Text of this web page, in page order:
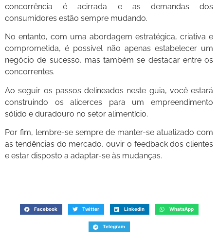
concorrência é acirrada e as demandas dos
consumidores estão sempre mudando.
No entanto, com uma abordagem estratégica, criativa e
comprometida, é possível não apenas estabelecer um
negócio de sucesso, mas também se destacar entre os
concorrentes.
Ao seguir os passos delineados neste guia, você estará
construindo os alicerces para um empreendimento
sólido e duradouro no setor alimentício.
Por fim, lembre-se sempre de manter-se atualizado com
as tendências do mercado, ouvir o feedback dos clientes
e estar disposto a adaptar-se às mudanças.
Facebook Twitter LinkedIn WhatsApp
Telegram